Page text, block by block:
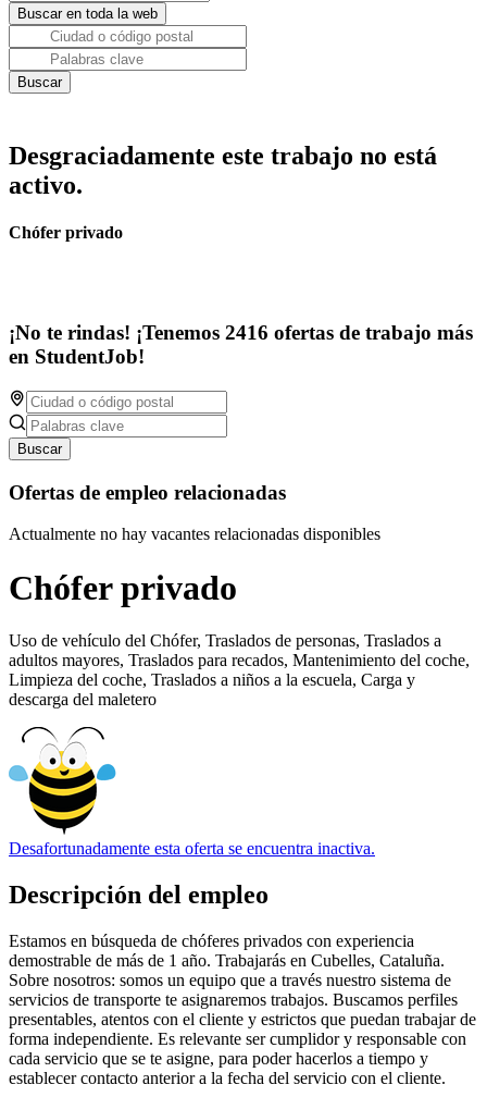
Desgraciadamente este trabajo no está
activo.
Chófer privado
¡No te rindas! ¡Tenemos 2416 ofertas de trabajo más
en StudentJob!
Buscar
Ofertas de empleo relacionadas
Actualmente no hay vacantes relacionadas disponibles
Chófer privado
Uso de vehículo del Chófer, Traslados de personas, Traslados a
adultos mayores, Traslados para recados, Mantenimiento del coche,
Limpieza del coche, Traslados a niños a la escuela, Carga y
descarga del maletero
Desafortunadamente esta oferta se encuentra inactiva.
Descripción del empleo
Estamos en búsqueda de chóferes privados con experiencia
demostrable de más de 1 año. Trabajarás en Cubelles, Cataluña.
Sobre nosotros: somos un equipo que a través nuestro sistema de
servicios de transporte te asignaremos trabajos. Buscamos perfiles
presentables, atentos con el cliente y estrictos que puedan trabajar de
forma independiente. Es relevante ser cumplidor y responsable con
cada servicio que se te asigne, para poder hacerlos a tiempo y
establecer contacto anterior a la fecha del servicio con el cliente.